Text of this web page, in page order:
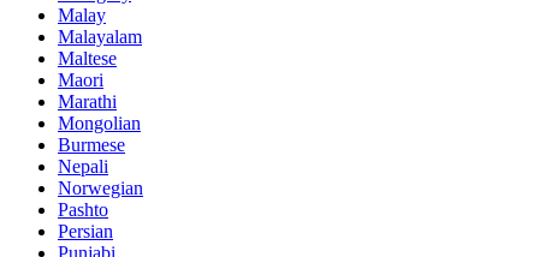
Malay
Malayalam
Maltese
Maori
Marathi
Mongolian
Burmese
Nepali
Norwegian
Pashto
Persian
Punjabi